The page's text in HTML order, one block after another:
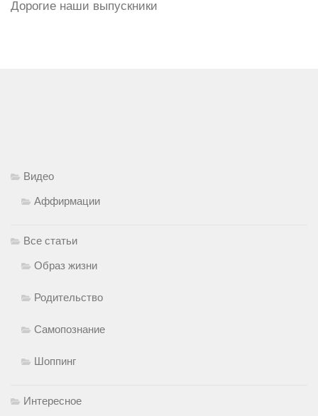
Дорогие наши выпускники
Видео
Аффирмации
Все статьи
Образ жизни
Родительство
Самопознание
Шоппинг
Интересное